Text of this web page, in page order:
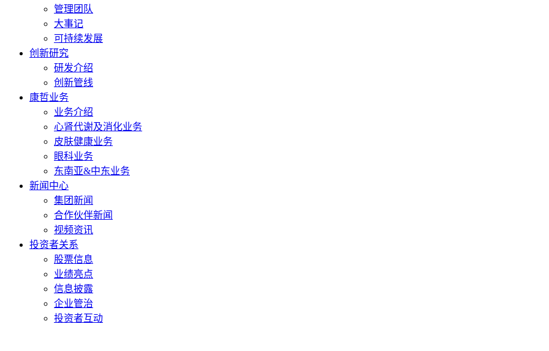
管理团队
大事记
可持续发展
创新研究
研发介绍
创新管线
康哲业务
业务介绍
心肾代谢及消化业务
皮肤健康业务
眼科业务
东南亚&中东业务
新闻中心
集团新闻
合作伙伴新闻
视频资讯
投资者关系
股票信息
业绩亮点
信息披露
企业管治
投资者互动